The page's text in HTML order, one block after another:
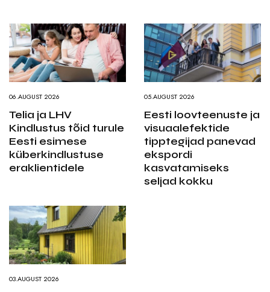
06.AUGUST 2026
Telia ja LHV
Kindlustus tõid turule
Eesti esimese
küberkindlustuse
eraklientidele
05.AUGUST 2026
Eesti loovteenuste ja
visuaalefektide
tipptegijad panevad
ekspordi
kasvatamiseks
seljad kokku
03.AUGUST 2026